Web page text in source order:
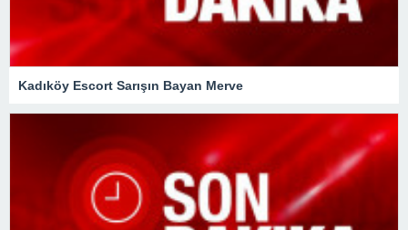
Kadıköy Escort Sarışın Bayan Merve